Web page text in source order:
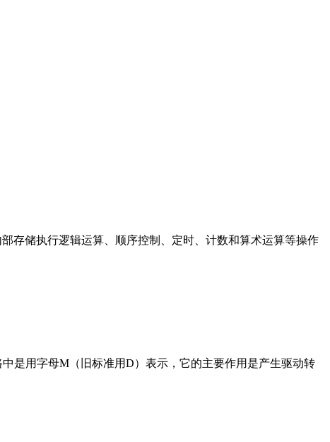
存储执行逻辑运算、顺序控制、定时、计数和算术运算等操作
是用字母M（旧标准用D）表示，它的主要作用是产生驱动转